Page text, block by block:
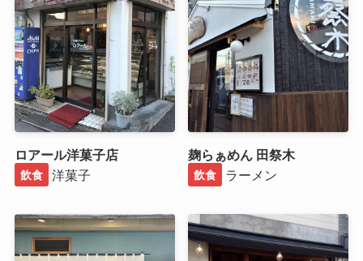
ロアール洋菓子店
飲食 洋菓子
麹らぁめん 田祭木
飲食 ラーメン